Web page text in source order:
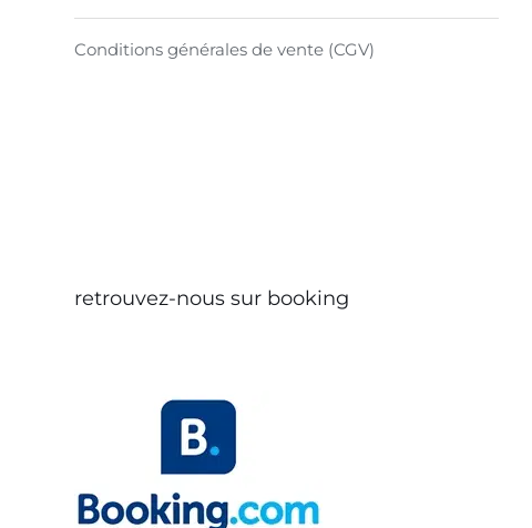
Conditions générales de vente (CGV)
retrouvez-nous sur booking